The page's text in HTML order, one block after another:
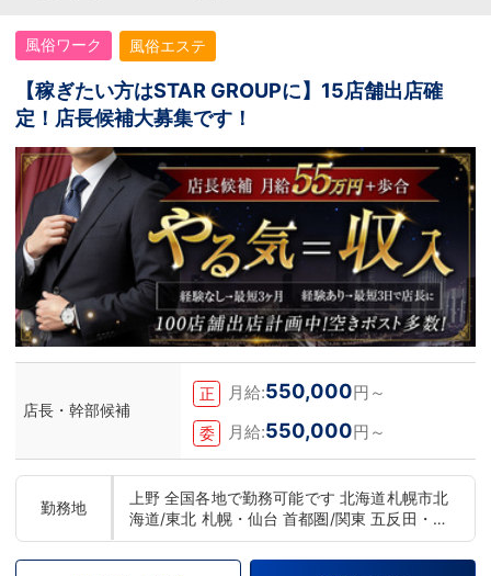
風俗ワーク 風俗エステ
【稼ぎたい方はSTAR GROUPに】15店舗出店確
定！店長候補大募集です！
店長・幹部候補
正 月給:550,000円～
委 月給:550,000円～
勤務地
上野 全国各地で勤務可能です 北海道札幌市北
海道/東北 札幌・仙台 首都圏/関東 五反田・上
野・池袋・新宿・横浜・千葉 中部 浜松・名古
屋 関西 大阪・京都・神戸・奈良 中国/四国 広